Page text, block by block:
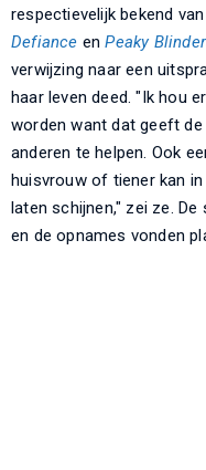
respectievelijk bekend
Defiance enPeaky
verwijzing naar een
haar leven deed. "Ik hou
worden want dat geeft
anderen te helpen. Ook
huisvrouw of tiener kan
laten schijnen," zei ze.
en de opnames vonden